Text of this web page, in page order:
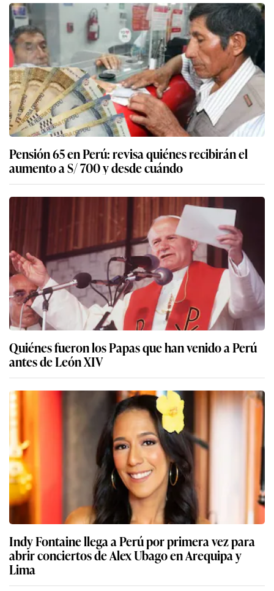
Pensión 65 en Perú: revisa quiénes recibirán el
aumento a S/ 700 y desde cuándo
Quiénes fueron los Papas que han venido a Perú
antes de León XIV
Indy Fontaine llega a Perú por primera vez para
abrir conciertos de Alex Ubago en Arequipa y
Lima